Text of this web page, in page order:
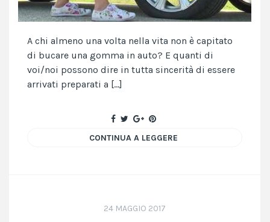
A chi almeno una volta nella vita non è capitato
di bucare una gomma in auto? E quanti di
voi/noi possono dire in tutta sincerità di essere
arrivati preparati a […]
CONTINUA A LEGGERE
24 MAGGIO 2017